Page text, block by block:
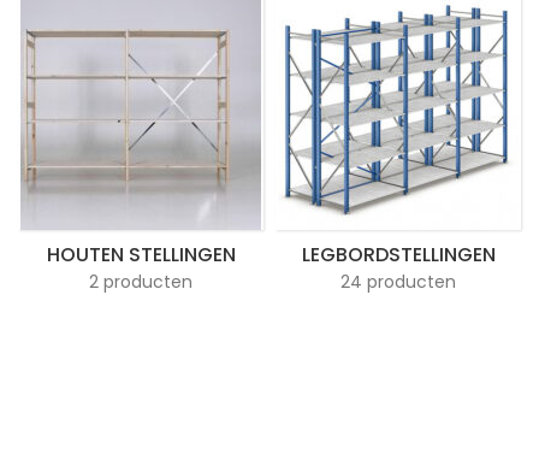
HOUTEN STELLINGEN
2 producten
LEGBORDSTELLINGEN
24 producten